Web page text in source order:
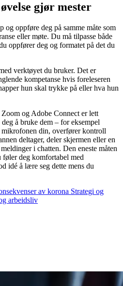
gjør mester
og oppføre deg på samme måte som
eller møte. Du må tilpasse både
oppfører deg og formatet på det du
verktøyet du bruker. Det er
kompetanse hvis foreleseren
hun skal trykke på eller hva hun
og Adobe Connect er lett
å bruke dem – for eksempel
din, overfører kontroll
deltager, deler skjermen eller en
i chatten. Den eneste måten
deg komfortabel med
idé å lære seg dette mens du
av korona Strategi og
arbeidsliv